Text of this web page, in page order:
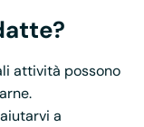
attività possono
a